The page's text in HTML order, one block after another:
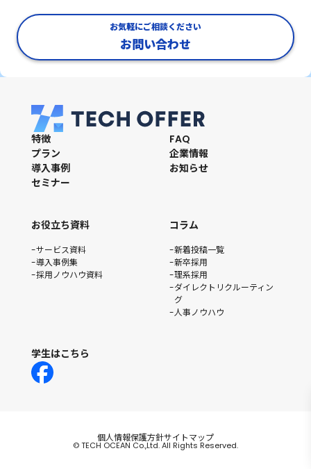
お気軽にご相談ください
お問い合わせ
特徴
プラン
導入事例
セミナー
FAQ
企業情報
お知らせ
お役立ち資料
サービス資料
導入事例集
採用ノウハウ資料
コラム
新着投稿一覧
新卒採用
理系採用
ダイレクトリクルーティン
グ
人事ノウハウ
学生はこちら
個人情報保護方針サイトマップ
© TECH OCEAN Co.,Ltd. All Rights Reserved.